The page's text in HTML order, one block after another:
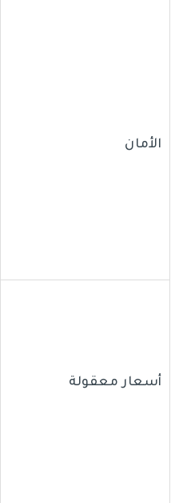
الأمان
أسعار معقولة